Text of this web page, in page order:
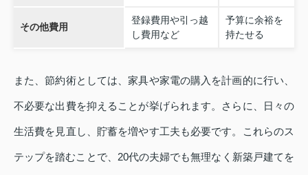
その他費用
登録費用や引っ越
し費用など
予算に余裕を
持たせる
また、節約術としては、家具や家電の購入を計画的に行い、
不必要な出費を抑えることが挙げられます。さらに、日々の
生活費を見直し、貯蓄を増やす工夫も必要です。これらのス
テップを踏むことで、20代の夫婦でも無理なく新築戸建てを